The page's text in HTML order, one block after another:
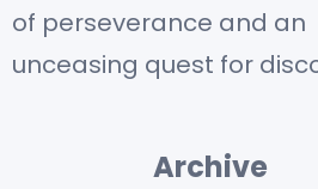
of perseverance and an
unceasing quest for
Archive